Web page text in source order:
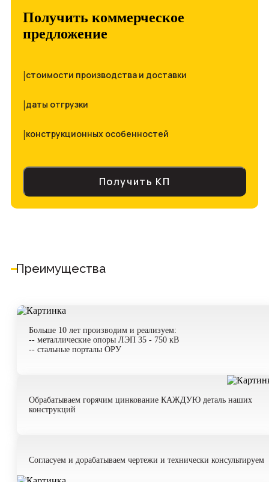
Получить коммерческое
предложение
|стоимости производства и доставки
|даты отгрузки
|конструкционных особенностей
Получить КП
Преимущества
Больше 10 лет производим и реализуем:
-- металлические опоры ЛЭП 35 - 750 кВ
-- стальные порталы ОРУ
Обрабатываем горячим цинкование КАЖДУЮ деталь наших
конструкций
Согласуем и дорабатываем чертежи и технически консультируем
Телефон*
даю согласие на обработку
персональных данных